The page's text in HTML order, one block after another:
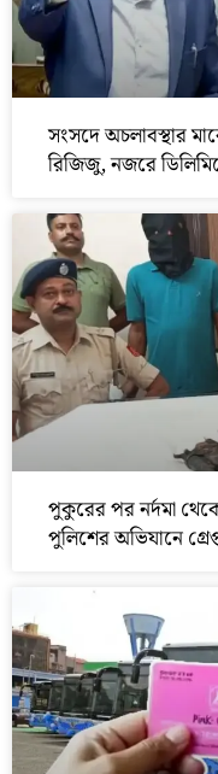
সংসদে অচলাবস্থার
রিজিজু, নজরে
পুকুরের পর নর্দমা
পুলিশের অভিযানে